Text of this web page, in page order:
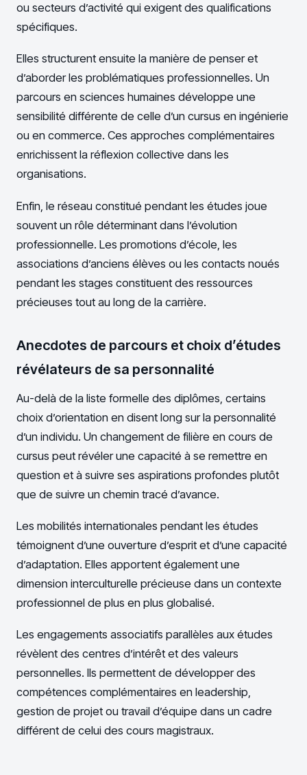
ou secteurs d’activité qui exigent des qualifications
spécifiques.
Elles structurent ensuite la manière de penser et
d’aborder les problématiques professionnelles. Un
parcours en sciences humaines développe une
sensibilité différente de celle d’un cursus en ingénierie
ou en commerce. Ces approches complémentaires
enrichissent la réflexion collective dans les
organisations.
Enfin, le réseau constitué pendant les études joue
souvent un rôle déterminant dans l’évolution
professionnelle. Les promotions d’école, les
associations d’anciens élèves ou les contacts noués
pendant les stages constituent des ressources
précieuses tout au long de la carrière.
Anecdotes de parcours et choix d’études
révélateurs de sa personnalité
Au-delà de la liste formelle des diplômes, certains
choix d’orientation en disent long sur la personnalité
d’un individu. Un changement de filière en cours de
cursus peut révéler une capacité à se remettre en
question et à suivre ses aspirations profondes plutôt
que de suivre un chemin tracé d’avance.
Les mobilités internationales pendant les études
témoignent d’une ouverture d’esprit et d’une capacité
d’adaptation. Elles apportent également une
dimension interculturelle précieuse dans un contexte
professionnel de plus en plus globalisé.
Les engagements associatifs parallèles aux études
révèlent des centres d’intérêt et des valeurs
personnelles. Ils permettent de développer des
compétences complémentaires en leadership,
gestion de projet ou travail d’équipe dans un cadre
différent de celui des cours magistraux.